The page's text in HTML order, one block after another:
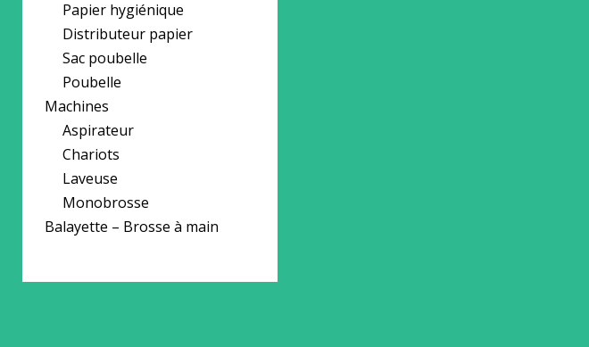
Papier hygiénique
Distributeur papier
Sac poubelle
Poubelle
Machines
Aspirateur
Chariots
Laveuse
Monobrosse
Balayette – Brosse à main